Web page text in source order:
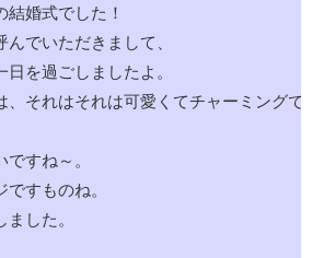
婚式でした！
でいただきまして、
を過ごしましたよ。
、それはそれは可愛くてチャーミングで
すね～。
すものね。
した。